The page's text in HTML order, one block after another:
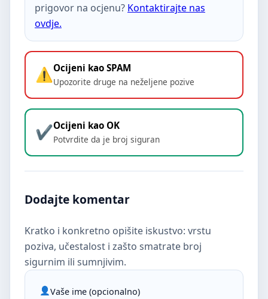
prigovor na ocjenu? Kontaktirajte nas
ovdje.
Ocijeni kao SPAM
Upozorite druge na neželjene pozive
Ocijeni kao OK
Potvrdite da je broj siguran
Dodajte komentar
Kratko i konkretno opišite iskustvo: vrstu
poziva, učestalost i zašto smatrate broj
sigurnim ili sumnjivim.
Vaše ime (opcionalno)